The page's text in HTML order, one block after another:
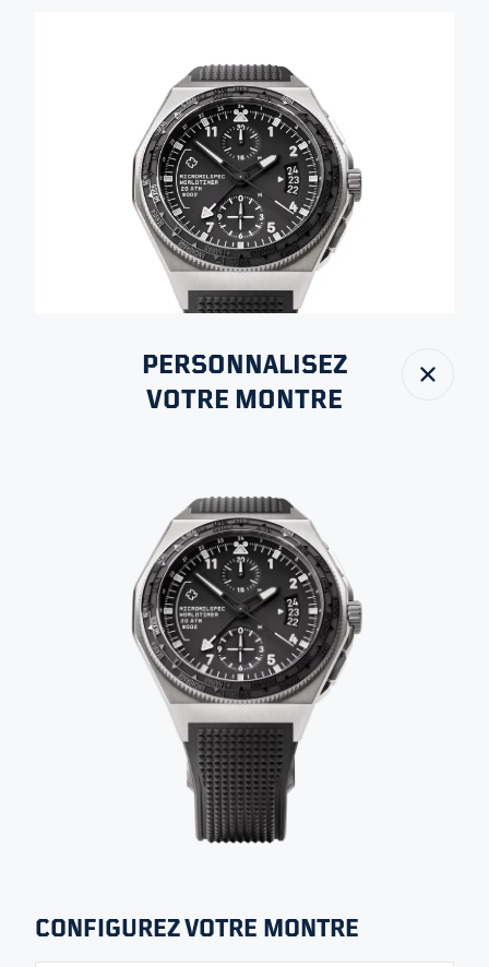
FABRIQUÉ SUR COMMANDE
WORLDTIMER (NOIR)
ÉTANCHÉITÉ
200 M
Fermer
PERSONNALISEZ
VOTRE MONTRE
CONFIGUREZ VOTRE MONTRE